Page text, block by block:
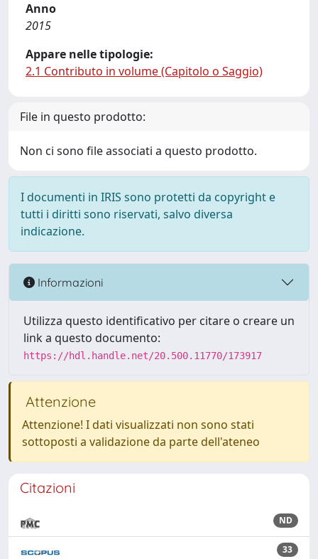
Anno
2015
Appare nelle tipologie:
2.1 Contributo in volume (Capitolo o Saggio)
File in questo prodotto:
Non ci sono file associati a questo prodotto.
I documenti in IRIS sono protetti da copyright e
tutti i diritti sono riservati, salvo diversa
indicazione.
Informazioni
Utilizza questo identificativo per citare o creare un
link a questo documento:
https://hdl.handle.net/20.500.11770/173917
Attenzione
Attenzione! I dati visualizzati non sono stati
sottoposti a validazione da parte dell'ateneo
Citazioni
ND
33